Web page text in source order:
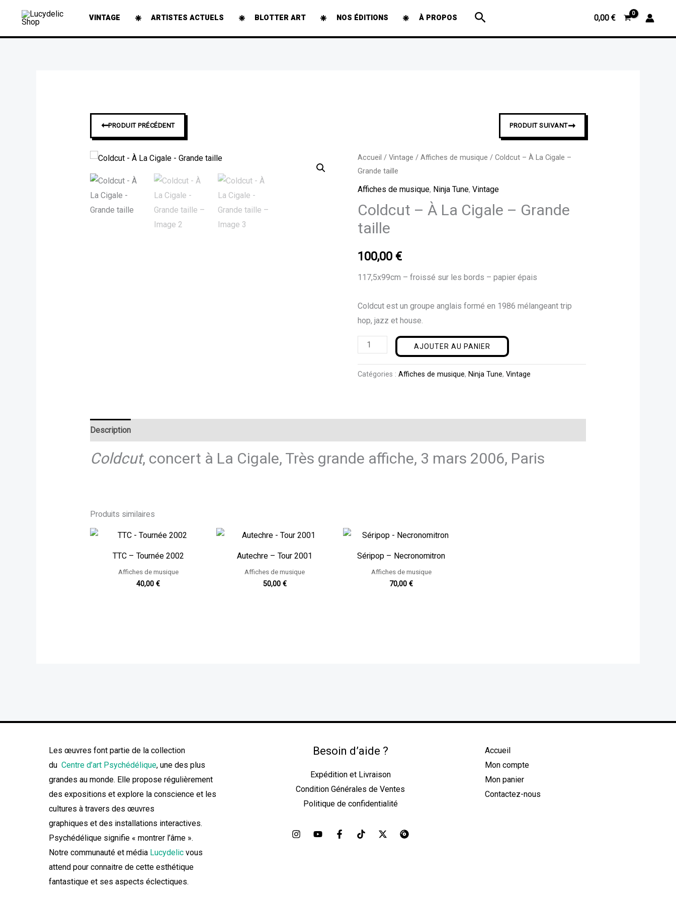
contenu
VINTAGE ARTISTES ACTUELS BLOTTER ART NOS ÉDITIONS À PROPOS Rechercher 0,00 €
➞PRODUIT PRÉCÉDENT PRODUIT SUIVANT➞
Accueil /Vintage /Affiches de musique / Coldcut – À La Cigale –
Grande taille
Affiches de musique, Ninja Tune,Vintage
Coldcut – À La Cigale – Grande
taille
100,00€
117,5x99cm – froissé sur les bords – papier épais
Coldcut est un groupe anglais formé en 1986 mélangeant trip
hop, jazz et house.
quantité
de
Coldcut
À
La
Grande
AJOUTER AU PANIER
Catégories :Affiches de musique, Ninja Tune,Vintage
Description
Coldcut, concert à La Cigale, Très grande affiche, 3 mars 2006, Paris
Produits similaires
TTC – Tournée 2002
Affiches de musique
40,00€
Autechre – Tour 2001
Affiches de musique
50,00 €
Séripop – Necronomitron
Affiches de musique
70,00€
Les œuvres font partie de la collection
du Centre d’art Psychédélique, une des plus
grandes au monde. Elle propose régulièrement
des expositions et explore la conscience et les
cultures à travers des œuvres
graphiques et des installations interactives.
Psychédélique signifie « montrer l’âme ».
Notre communauté et média Lucydelic vous
attend pour connaitre de cette esthétique
fantastique et ses aspects éclectiques.
Besoin d’aide ?
Expédition et Livraison
Condition Générales de Ventes
Politique de confidentialité
Accueil
Mon compte
Mon panier
Contactez-nous